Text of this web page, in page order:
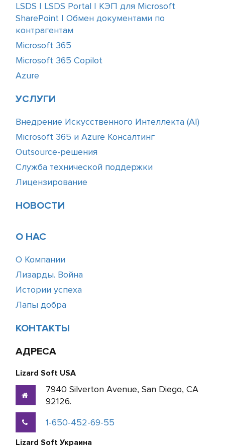
LSDS | LSDS Portal | КЭП для Microsoft
SharePoint | Обмен документами по
контрагентам
Microsoft 365
Microsoft 365 Copilot
Azure
УСЛУГИ
Внедрение Искусственного Интеллекта (АІ)
Microsoft 365 и Azure Консалтинг
Outsource-решения
Служба технической поддержки
Лицензирование
НОВОСТИ
О НАС
О Компании
Лизарды. Война
Истории успеха
Лапы добра
КОНТАКТЫ
АДРЕСА
Lizard Soft USA
7940 Silverton Avenue, San Diego, CA
92126.
1-650-452-69-55
Lizard Soft Украина